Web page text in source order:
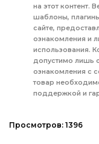
на этот контент.
шаблоны,
сайте,
ознакомления и
использования.
допустимо лишь
ознакомления с
товар
поддержкой и
Просмотров: 1396